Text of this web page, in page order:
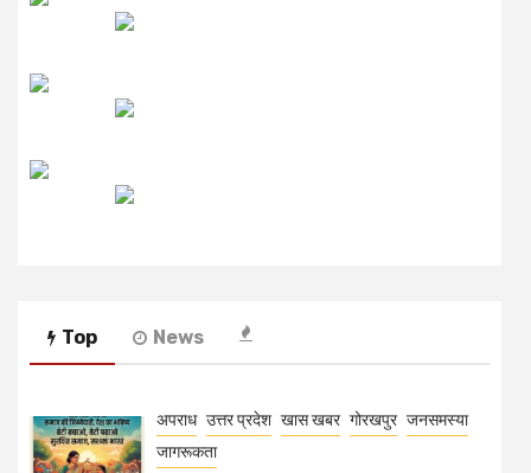
Top News
अपराध उत्तर प्रदेश खास खबर गोरखपुर जनसमस्या
जागरूकता